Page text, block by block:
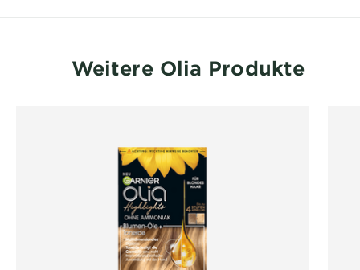
Weitere Olia Produkte